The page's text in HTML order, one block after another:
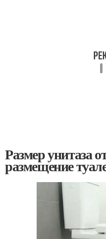
Размер унитаза
размещение